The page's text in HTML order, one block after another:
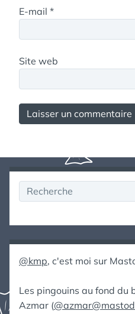
E-mail *
Site web
Rechercher
@kmp, c'est moi sur
Les pingouins au fond du
Azmar (